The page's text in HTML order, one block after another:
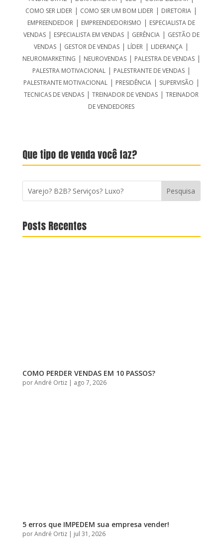
COMO SER LIDER | COMO SER UM BOM LIDER | DIRETORIA |
EMPREENDEDOR | EMPREENDEDORISMO | ESPECIALISTA DE
VENDAS| ESPECIALISTA EM VENDAS| GERÊNCIA| GESTÃO DE
VENDAS | GESTOR DE VENDAS | LÍDER | LIDERANÇA |
NEUROMARKETING | NEUROVENDAS| PALESTRA DE VENDAS|
PALESTRA MOTIVACIONAL| PALESTRANTE DE VENDAS|
PALESTRANTE MOTIVACIONAL| PRESIDÊNCIA| SUPERVISÃO |
TECNICAS DE VENDAS |TREINADOR DE VENDAS |TREINADOR
DE VENDEDORES
Que tipo de venda você faz?
Posts Recentes
COMO PERDER VENDAS EM 10 PASSOS?
porAndré Ortiz| ago 7, 2026
5 erros que IMPEDEM sua empresa vender!
porAndré Ortiz| jul 31, 2026